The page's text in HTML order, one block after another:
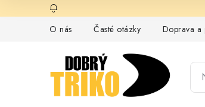
na
O nás
Časté otázky Doprava a